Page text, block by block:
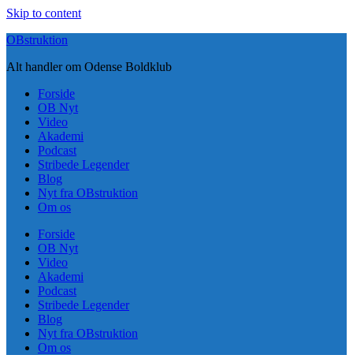
Skip to content
OBstruktion
Alt handler om Odense Boldklub
Forside
OB Nyt
Video
Akademi
Podcast
Stribede Legender
Blog
Nyt fra OBstruktion
Om os
Forside
OB Nyt
Video
Akademi
Podcast
Stribede Legender
Blog
Nyt fra OBstruktion
Om os